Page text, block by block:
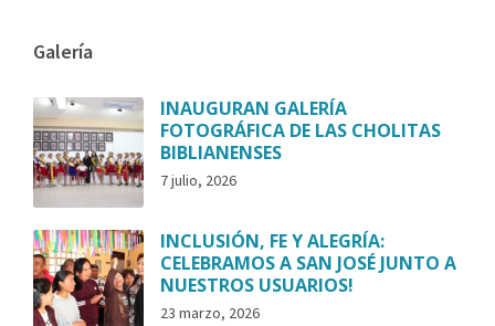
Galería
INAUGURAN GALERÍA
FOTOGRÁFICA DE LAS CHOLITAS
BIBLIANENSES
7 julio, 2026
INCLUSIÓN, FE Y ALEGRÍA:
CELEBRAMOS A SAN JOSÉ JUNTO A
NUESTROS USUARIOS!
23 marzo, 2026